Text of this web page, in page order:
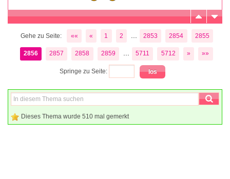
Gehe zu Seite: «« « 1 2 2853 2854 2855
2856 2857 2858 2859 ... 5711 5712 » »»
Springe zu Seite:
Dieses Thema wurde 510 mal gemerkt